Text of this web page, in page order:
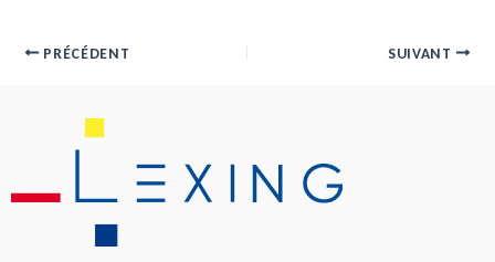
PRÉCÉDENT SUIVANT